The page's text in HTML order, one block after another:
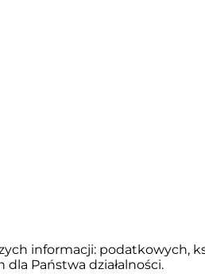
informacji: podatkowych,
Państwa działalności.